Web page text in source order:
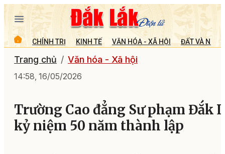
CHÍNH TRỊ KINH TẾ VĂN HÓA - XÃ HỘI ĐẤT VÀ
Trang chủ Văn hóa - Xã hội
14:58, 16/05/2026
Trường Cao đẳng Sư phạm Đắk
kỷ niệm 50 năm thành lập